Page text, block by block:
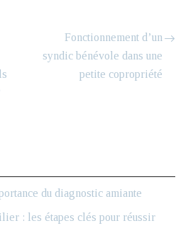
Fonctionnement d’un
syndic bénévole dans une
petite copropriété
du diagnostic amiante
: les étapes clés pour réussir